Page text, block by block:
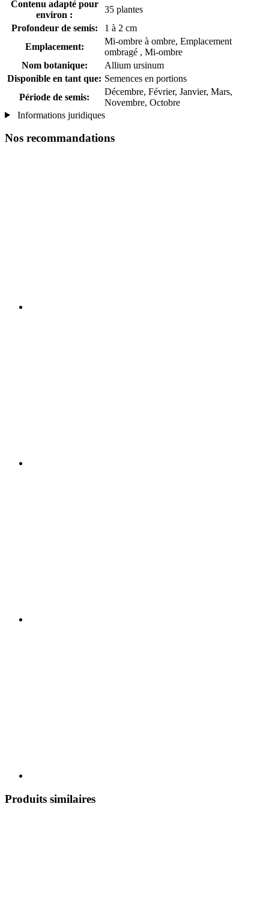
Contenu adapté pour
environ :
35 plantes
Profondeur de semis:
1 à 2 cm
Emplacement:
Mi-ombre à ombre, Emplacement
ombragé , Mi-ombre
Nom botanique:
Allium ursinum
Disponible en tant que: Semences en portions
Période de semis:
Décembre, Février, Janvier, Mars,
Novembre, Octobre
Informations juridiques
Nos recommandations
Produits similaires